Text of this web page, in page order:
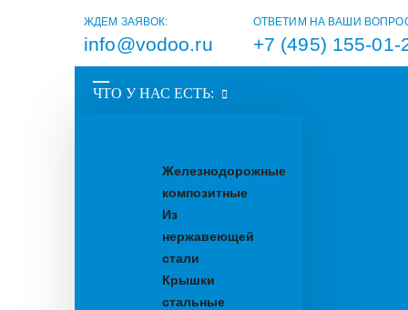
ЖДЕМ ЗАЯВОК:
info@vodoo.ru
ОТВЕТИМ НА ВАШИ
+7 (495) 155-01-
ЧТО У НАС ЕСТЬ:
Железнодорожные
композитные
Из
нержавеющей
стали
Крышки
стальные